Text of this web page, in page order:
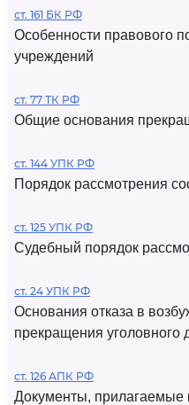
ст. 161 БК РФ
Особенности правового
учреждений
ст. 77 ТК РФ
Общие основания
ст. 144 УПК РФ
Порядок рассмотрения
ст. 125 УПК РФ
Судебный порядок
ст. 24 УПК РФ
Основания отказа в
прекращения уголовного
ст. 126 АПК РФ
Документы, прилагаемые